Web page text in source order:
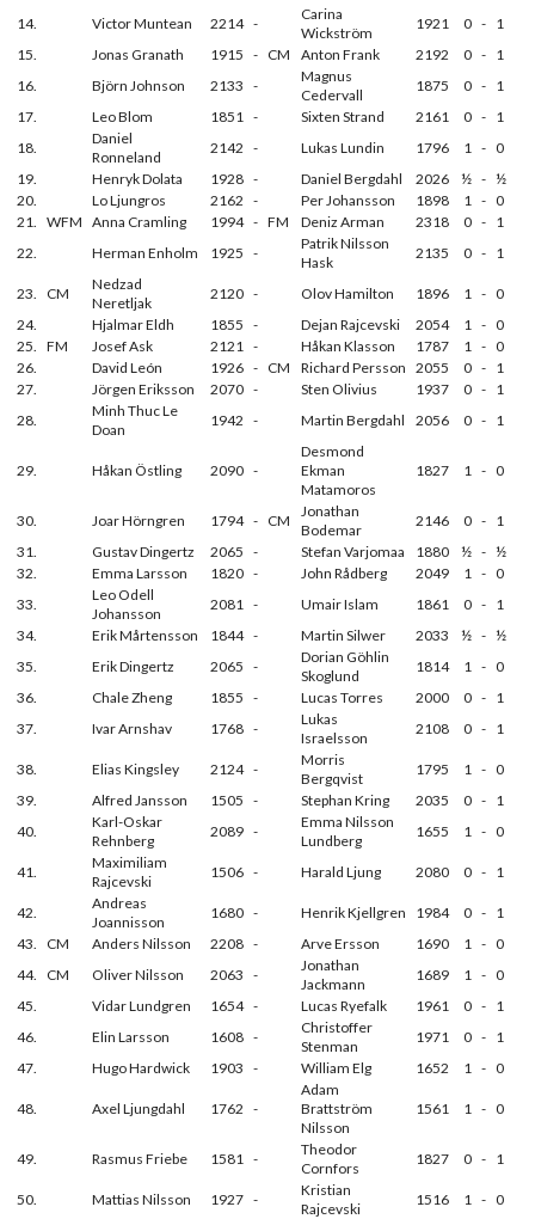
14. Victor Muntean 2214 -
Carina
Wickström
1921 0 - 1
15.
Jonas Granath 1915 - CM Anton Frank 2192 0 - 1
16.
Björn Johnson 2133 -
Magnus
Cedervall
1875 0 - 1
17.
Leo Blom 1851 - Sixten Strand 2161 0 - 1
18.
Daniel
Ronneland
2142 - Lukas Lundin 1796 1 - 0
19.
Henryk Dolata 1928 - Daniel Bergdahl 2026 ½ - ½
20.
Lo Ljungros 2162 - Per Johansson 1898 1 - 0
21. WFM Anna Cramling 1994 - FM Deniz Arman 2318 0 - 1
22.
Herman Enholm 1925 -
Patrik Nilsson
Hask
2135 0 - 1
23. CM
Nedzad
Neretljak
2120 - Olov Hamilton 1896 1 - 0
24.
Hjalmar Eldh 1855 - Dejan Rajcevski 2054 1 - 0
25. FM Josef Ask 2121 - Håkan Klasson 1787 1 - 0
26.
David León 1926 - CM Richard Persson 2055 0 - 1
27.
Jörgen Eriksson 2070 - Sten Olivius 1937 0 - 1
28.
Minh Thuc Le
Doan
1942 - Martin Bergdahl 2056 0 - 1
29. Håkan Östling 2090 -
Desmond
Ekman
Matamoros
1827 1 - 0
30. Joar Hörngren 1794 - CM
Jonathan
Bodemar
2146 0 - 1
31.
Gustav Dingertz 2065 - Stefan Varjomaa 1880 ½ - ½
32.
Emma Larsson 1820 - John Rådberg 2049 1 - 0
33.
Leo Odell
Johansson
2081 - Umair Islam 1861 0 - 1
34.
Erik Mårtensson 1844 - Martin Silwer 2033 ½ - ½
35.
Erik Dingertz 2065 -
Dorian Göhlin
Skoglund
1814 1 - 0
36.
Chale Zheng 1855 - Lucas Torres 2000 0 - 1
37.
Ivar Arnshav 1768 -
Lukas
Israelsson
2108 0 - 1
38. Elias Kingsley 2124 -
Morris
Bergqvist
1795 1 - 0
39.
Alfred Jansson 1505 - Stephan Kring 2035 0 - 1
40.
Karl-Oskar
Rehnberg
2089 -
Emma Nilsson
Lundberg
1655 1 - 0
41.
Maximiliam
Rajcevski
1506 - Harald Ljung 2080 0 - 1
42.
Andreas
Joannisson
1680 - Henrik Kjellgren 1984 0 - 1
43.
CM Anders Nilsson 2208 - Arve Ersson 1690 1 - 0
44.
CM Oliver Nilsson 2063 -
Jonathan
Jackmann
1689 1 - 0
45.
Vidar Lundgren 1654 - Lucas Ryefalk 1961 0 - 1
46.
Elin Larsson 1608 -
Christoffer
Stenman
1971 0 - 1
47.
Hugo Hardwick 1903 - William Elg 1652 1 - 0
48. Axel Ljungdahl 1762 -
Adam
Brattström
Nilsson
1561 1 - 0
49. Rasmus Friebe 1581 -
Theodor
Cornfors
1827 0 - 1
50. Mattias Nilsson 1927 -
Kristian
Rajcevski
1516 1 - 0